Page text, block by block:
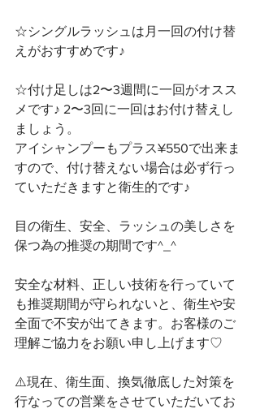
☆シングルラッシュは月一回の付け替
えがおすすめです♪
☆付け足しは2〜3週間に一回がオスス
メです♪ 2〜3回に一回はお付け替えし
ましょう。
アイシャンプーもプラス¥550で出来ま
すので、付け替えない場合は必ず行っ
ていただきますと衛生的です♪
目の衛生、安全、ラッシュの美しさを
保つ為の推奨の期間です^_^
安全な材料、正しい技術を行っていて
も推奨期間が守られないと、衛生や安
全面で不安が出てきます。お客様のご
理解ご協力をお願い申し上げます♡
⚠️現在、衛生面、換気徹底した対策を
行なっての営業をさせていただいてお